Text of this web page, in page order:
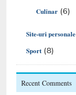
Culinar (6)
Site-uri personale
Sport (8)
Recent Comments